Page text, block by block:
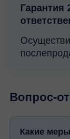
Гарантия
Вопрос-
Какие